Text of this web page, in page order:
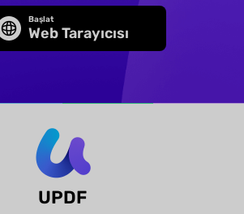
Başlat
Web Tarayıcısı
UPDF